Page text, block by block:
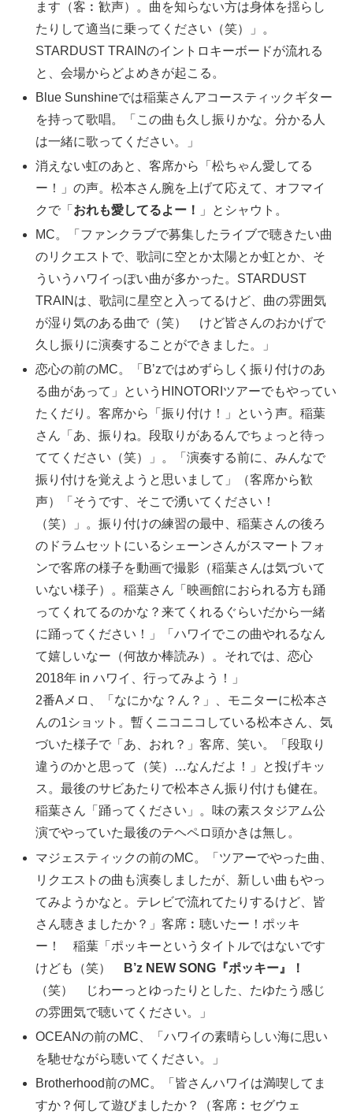
ます（客︰歓声）。曲を知らない方は身体を揺らし
たりして適当に乗ってください（笑）」。
STARDUST TRAINのイントロキーボードが流れる
と、会場からどよめきが起こる。
Blue Sunshineでは稲葉さんアコースティックギター
を持って歌唱。「この曲も久し振りかな。分かる人
は一緒に歌ってください。」
消えない虹のあと、客席から「松ちゃん愛してる
ー！」の声。松本さん腕を上げて応えて、オフマイ
クで「 おれも愛してるよー！
」とシャウト。
MC。「ファンクラブで募集したライブで聴きたい曲
のリクエストで、歌詞に空とか太陽とか虹とか、そ
ういうハワイっぽい曲が多かった。STARDUST
TRAINは、歌詞に星空と入ってるけど、曲の雰囲気
が湿り気のある曲で（笑） けど皆さんのおかげで
久し振りに演奏することができました。」
恋心の前のMC。「B’zではめずらしく振り付けのあ
る曲があって」というHINOTORIツアーでもやってい
たくだり。客席から「振り付け！」という声。稲葉
さん「あ、振りね。段取りがあるんでちょっと待っ
ててください（笑）」。「演奏する前に、みんなで
振り付けを覚えようと思いまして」（客席から歓
声）「そうです、そこで湧いてください！
（笑）」。振り付けの練習の最中、稲葉さんの後ろ
のドラムセットにいるシェーンさんがスマートフォ
ンで客席の様子を動画で撮影（稲葉さんは気づいて
いない様子）。稲葉さん「映画館におられる方も踊
ってくれてるのかな？来てくれるぐらいだから一緒
に踊ってください！」「ハワイでこの曲やれるなん
て嬉しいなー（何故か棒読み）。それでは、恋心
2018年 in ハワイ、行ってみよう！」
2番Aメロ、「なにかな？ん？」、モニターに松本さ
んの1ショット。暫くニコニコしている松本さん、気
づいた様子で「あ、おれ？」客席、笑い。「段取り
違うのかと思って（笑）…なんだよ！」と投げキッ
ス。最後のサビあたりで松本さん振り付けも健在。
稲葉さん「踊ってください」。味の素スタジアム公
演でやっていた最後のテヘペロ頭かきは無し。
マジェスティックの前のMC。「ツアーでやった曲、
リクエストの曲も演奏しましたが、新しい曲もやっ
てみようかなと。テレビで流れてたりするけど、皆
さん聴きましたか？」客席︰聴いたー！ポッキ
ー！ 稲葉「ポッキーというタイトルではないです
けども（笑）
B’z NEW SONG『ポッキー』！
（笑） じわーっとゆったりとした、たゆたう感じ
の雰囲気で聴いてください。」
OCEANの前のMC、「ハワイの素晴らしい海に思い
を馳せながら聴いてください。」
Brotherhood前のMC。「皆さんハワイは満喫してま
すか？何して遊びましたか？（客席︰セグウェ